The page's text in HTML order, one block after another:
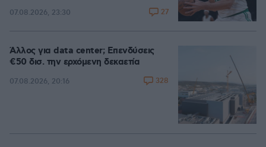
07.08.2026, 23:30 27
Άλλος για data center; Επενδύσεις
€50 δισ. την ερχόμενη δεκαετία
07.08.2026, 20:16 328